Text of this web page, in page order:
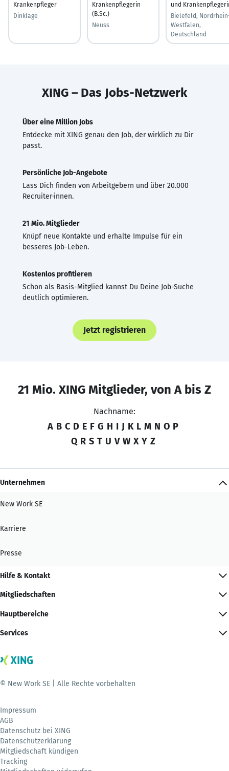
Krankenpfleger
Dinklage
Krankenpflegerin
(B.Sc.)
Neuss
und
Bielefeld,
Westfalen,
Deutschland
XING – Das Jobs-Netzwerk
Über eine Million Jobs
Entdecke mit XING genau den Job, der wirklich zu Dir
passt.
Persönliche Job-Angebote
Lass Dich finden von Arbeitgebern und über 20.000
Recruiter·innen.
21 Mio. Mitglieder
Knüpf neue Kontakte und erhalte Impulse für ein
besseres Job-Leben.
Kostenlos profitieren
Schon als Basis-Mitglied kannst Du Deine Job-Suche
deutlich optimieren.
Jetzt registrieren
21 Mio. XING Mitglieder, von A bis Z
Nachname:
A B C D E F G H I J K L M N O P
Q R S T U V W X Y Z
Unternehmen
New Work SE
Karriere
Presse
Hilfe & Kontakt
Mitgliedschaften
Hauptbereiche
Services
© New Work SE | Alle Rechte vorbehalten
Impressum
AGB
Datenschutz bei XING
Datenschutzerklärung
Mitgliedschaft kündigen
Tracking